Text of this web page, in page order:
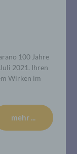
100 Jahre
2021. Ihren
Wirken im
mehr ...